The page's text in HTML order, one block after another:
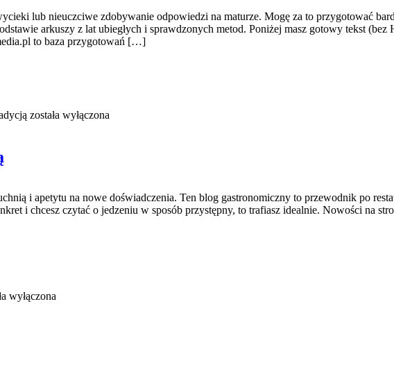
lub nieuczciwe zdobywanie odpowiedzi na maturze. Mogę za to przygotować
arkuszy z lat ubiegłych i sprawdzonych metod. Poniżej masz gotowy tekst
to baza przygotowań […]
została wyłączona
i apetytu na nowe doświadczenia. Ten blog gastronomiczny to przewodnik po
i chcesz czytać o jedzeniu w sposób przystępny, to trafiasz idealnie. Nowości na
wyłączona